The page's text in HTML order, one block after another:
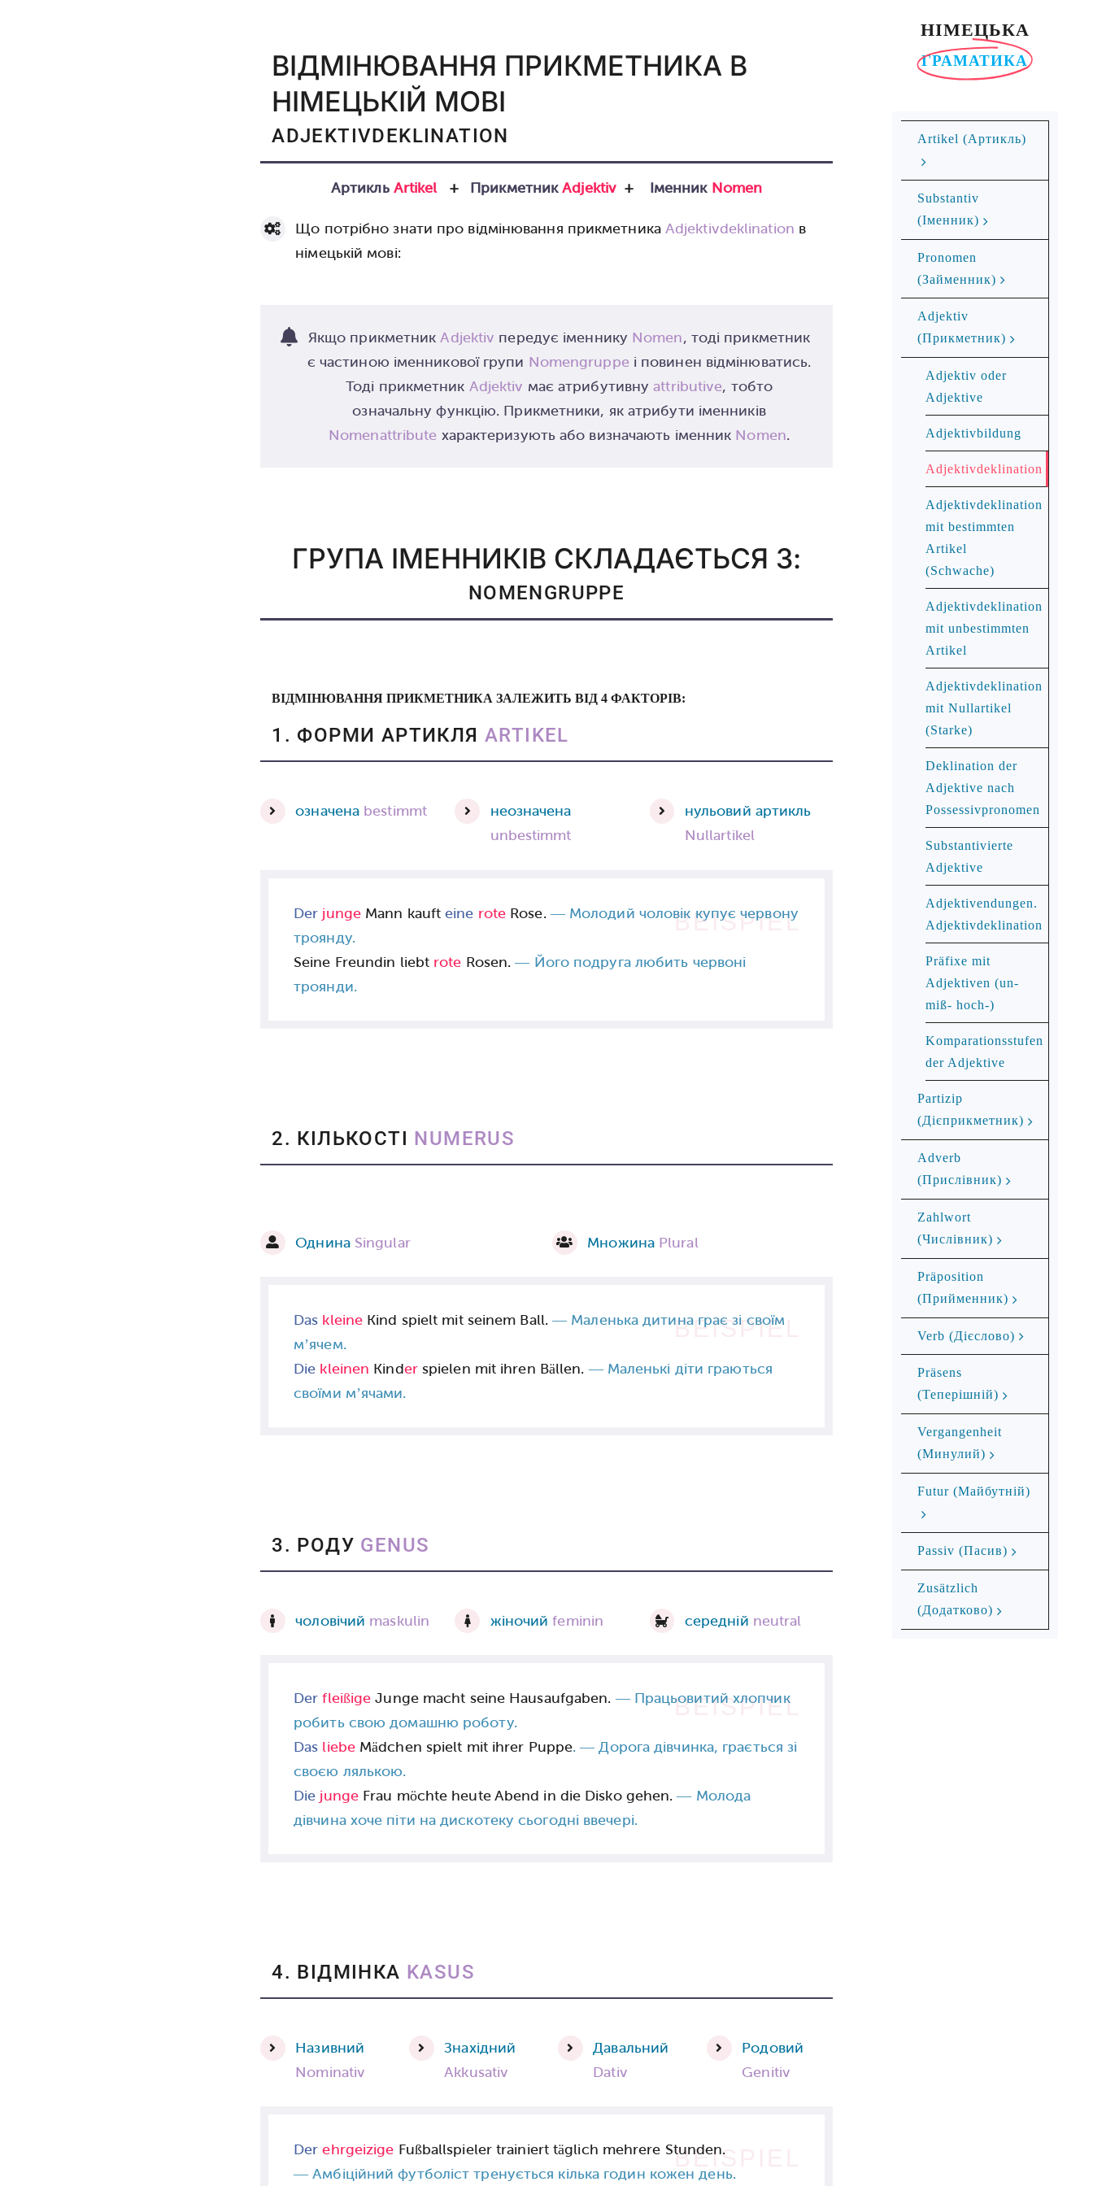
ВІДМІНЮВАННЯ ПРИКМЕТНИКА В
НІМЕЦЬКІЙ МОВІ
ADJEKTIVDEKLINATION
Артикль Artikel+ Прикметник Adjektiv + Іменник Nomen
Що потрібно знати про відмінювання прикметника Adjektivdeklination в
німецькій мові:
Якщо прикметникAdjektiv передує іменнику Nomen, тоді прикметник
є частиною іменникової групи Nomengruppeі повинен відмінюватись.
Тоді прикметник Adjektiv має атрибутивнуattributive, тобто
означальну функцію. Прикметники, як атрибути іменників
Nomenattribute характеризують або визначають іменник Nomen.
ГРУПА ІМЕННИКІВ СКЛАДАЄТЬСЯ З:
NOMENGRUPPE
ВІДМІНЮВАННЯ ПРИКМЕТНИКА ЗАЛЕЖИТЬ ВІД 4 ФАКТОРІВ:
1. ФОРМИ АРТИКЛЯ ARTIKEL
означена bestimmt
неозначена
unbestimmt
нульовий артикль
Nullartikel
BEISPIEL
Der jungeMann kaufteine rote Rose. — Молодий чоловік купує червону
троянду.
Seine Freundin liebt rote Rosen. — Його подруга любить червоні
троянди.
2. КІЛЬКОСТІ NUMERUS
Однина Singular Множина Plural
BEISPIEL
Das kleine Kind spielt mit seinem Ball.— Маленька дитина грає зі своїм
м’ячем.
Die kleinen Kinderspielen mit ihren Bällen. — Маленькі діти граються
своїми м’ячами.
3. РОДУ GENUS
чоловічий maskulin жіночийfeminin середній neutral
BEISPIEL
Der fleißige Junge macht seine Hausaufgaben. — Працьовитий хлопчик
робить свою домашню роботу.
Das liebeMädchen spielt mit ihrer Puppe. — Дорога дівчинка, грається зі
своєю лялькою.
Die jungeFrau möchte heute Abend in die Disko gehen. — Молода
дівчина хоче піти на дискотеку сьогодні ввечері.
4. ВІДМІНКА KASUS
Називний
Nominativ
Знахідний
Akkusativ
Давальний
Dativ
Родовий
Genitiv
BEISPIEL
Der ehrgeizige Fußballspieler trainiert täglich mehrere Stunden.
— Амбіційний футболіст тренується кілька годин кожен день.
НІМЕЦЬКА
ГРАМАТИКА
Ar­ti­kel (Артикль)
Substantiv
(Іменник)
Pronomen
(Займенник)
Adjektiv
(Прикметник)
Adjektiv oder
Adjektive
Adjektivbildung
Adjektivdeklination
Adjektivdeklination
mit bestimmten
Artikel
(Schwache)
Adjektivdeklination
mit unbestimmten
Artikel
Adjektivdeklination
mit Nullartikel
(Starke)
Deklination der
Adjektive nach
Possessivpronomen
Substantivierte
Adjektive
Adjektivendungen.
Adjektivdeklination
Präfixe mit
Adjektiven (un-
miß- hoch-)
Komparationsstufen
der Adjektive
Partizip
(Дієприкметник)
Adverb
(Прислівник)
Zahlwort
(Числівник)
Präposition
(Прийменник)
Verb (Дієслово)
Präsens
(Теперішній)
Vergangenheit
(Минулий)
Futur (Майбутній)
Passiv (Пасив)
Zusätzlich
(Додатково)